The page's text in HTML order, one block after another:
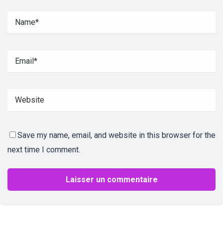
Save my name, email, and website in this browser for the
next time I comment.